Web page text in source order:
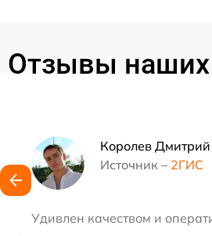
Отзывы наших
Королев Дмитрий
Источник – 2ГИС
Удивлен качеством и
Наши